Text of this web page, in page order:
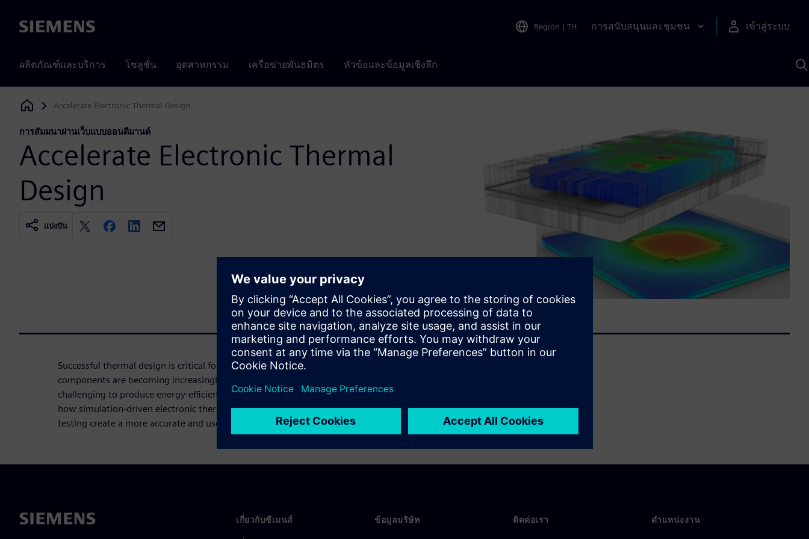
Siemens Region | TH การสนับสนุนและชุมชน เข้าสู่ระบบ
ผลิตภัณฑ์และบริการ โซลูชั่น อุตสาหกรรม เครือข่ายพันธมิตร หัวข้อและข้อมูลเชิงลึก
Siemens Digital Industries Software
Accelerate Electronic Thermal Design
การสัมมนาผ่านเว็บแบบออนดีมานด์
Accelerate Electronic Thermal
Design
แบ่งปัน
Successful thermal design is critical for vehicle manufacturers as their
components are becoming increasingly complicated, making it more
challenging to produce energy-efficient and environmentally friendly cars. Learn
how simulation-driven electronic thermal design and physical thermal transient
testing create a more accurate and useful digital model.
เกี่ยวกับซีเมนส์ ข้อมูลบริษัท ติดต่อเรา ตำแหน่งงาน